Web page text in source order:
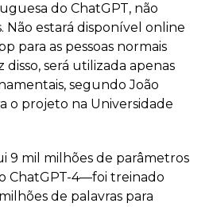
do ChatGPT, não
Não estará disponível online
para as pessoas normais
será utilizada apenas
segundo João
o projeto na Universidade
9 mil milhões de parâmetros
ChatGPT-4—foi treinado
de palavras para